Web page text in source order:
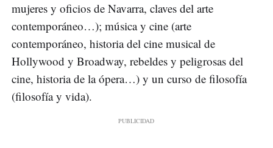
mujeres y oficios de Navarra, claves del arte
contemporáneo…); música y cine (arte
contemporáneo, historia del cine musical de
Hollywood y Broadway, rebeldes y peligrosas del
cine, historia de la ópera…) y un curso de filosofía
(filosofía y vida).